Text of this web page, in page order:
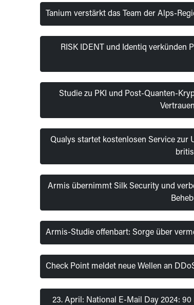
Tanium verstärkt das Team der Alps-
RISK IDENT und Identiq verkünden
Studie zu PKI und Post-Quanten-
Qualys startet kostenlosen Service zur
Armis übernimmt Silk Security und
Armis-Studie offenbart: Sorge über
Check Point meldet neue Wellen an
23. April: National E-Mail Day 2024: